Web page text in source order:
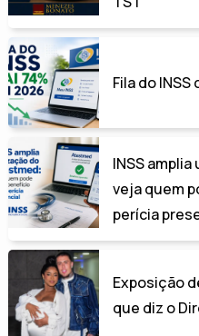
Fila do INSS
INSS
veja quem
perícia
Exposição
que diz o